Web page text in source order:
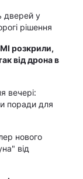
дверей у
рішення
розкрили,
від дрона в
вечері:
поради для
нового
від